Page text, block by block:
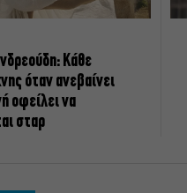
Κάθε
όταν ανεβαίνει
οφείλει να
σταρ